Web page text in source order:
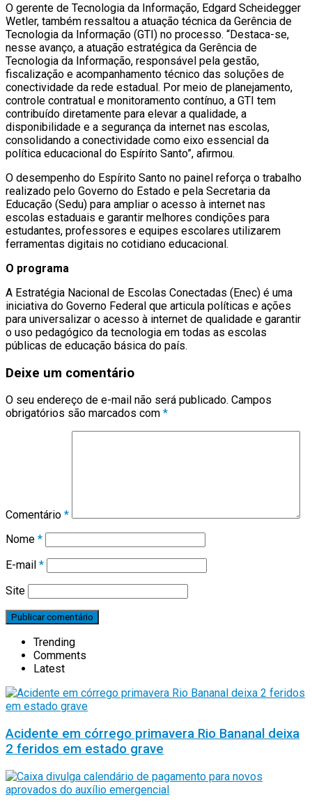
O gerente de Tecnologia da Informação, Edgard Scheidegger
Wetler, também ressaltou a atuação técnica da Gerência de
Tecnologia da Informação (GTI) no processo. “Destaca-se,
nesse avanço, a atuação estratégica da Gerência de
Tecnologia da Informação, responsável pela gestão,
fiscalização e acompanhamento técnico das soluções de
conectividade da rede estadual. Por meio de planejamento,
controle contratual e monitoramento contínuo, a GTI tem
contribuído diretamente para elevar a qualidade, a
disponibilidade e a segurança da internet nas escolas,
consolidando a conectividade como eixo essencial da
política educacional do Espírito Santo”, afirmou.
O desempenho do Espírito Santo no painel reforça o trabalho
realizado pelo Governo do Estado e pela Secretaria da
Educação (Sedu) para ampliar o acesso à internet nas
escolas estaduais e garantir melhores condições para
estudantes, professores e equipes escolares utilizarem
ferramentas digitais no cotidiano educacional.
O programa
A Estratégia Nacional de Escolas Conectadas (Enec) é uma
iniciativa do Governo Federal que articula políticas e ações
para universalizar o acesso à internet de qualidade e garantir
o uso pedagógico da tecnologia em todas as escolas
públicas de educação básica do país.
Deixe um comentário
O seu endereço de e-mail não será publicado. Campos
obrigatórios são marcados com *
Comentário *
Nome *
E-mail *
Site
Trending
Comments
Latest
Acidente em córrego primavera Rio Bananal deixa
2 feridos em estado grave